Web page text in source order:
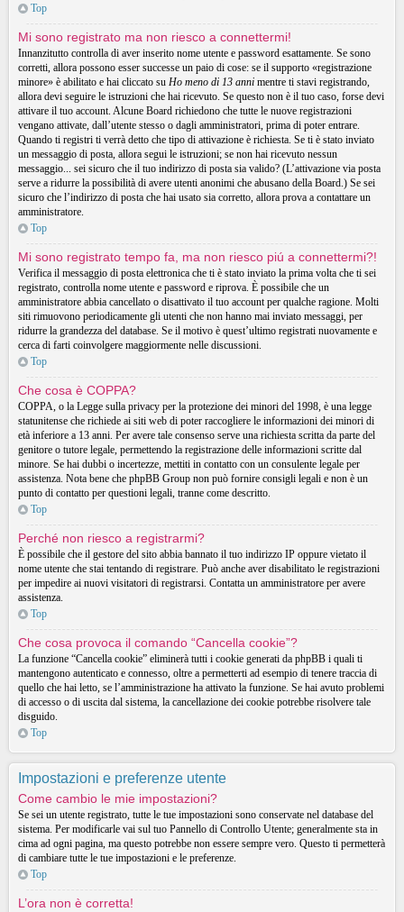
Top
Mi sono registrato ma non riesco a connettermi!
Innanzitutto controlla di aver inserito nome utente e password esattamente. Se sono
corretti, allora possono esser successe un paio di cose: se il supporto «registrazione
minore» è abilitato e hai cliccato su Ho meno di 13 anni mentre ti stavi registrando,
allora devi seguire le istruzioni che hai ricevuto. Se questo non è il tuo caso, forse devi
attivare il tuo account. Alcune Board richiedono che tutte le nuove registrazioni
vengano attivate, dall’utente stesso o dagli amministratori, prima di poter entrare.
Quando ti registri ti verrà detto che tipo di attivazione è richiesta. Se ti è stato inviato
un messaggio di posta, allora segui le istruzioni; se non hai ricevuto nessun
messaggio... sei sicuro che il tuo indirizzo di posta sia valido? (L’attivazione via posta
serve a ridurre la possibilità di avere utenti anonimi che abusano della Board.) Se sei
sicuro che l’indirizzo di posta che hai usato sia corretto, allora prova a contattare un
amministratore.
Top
Mi sono registrato tempo fa, ma non riesco piú a connettermi?!
Verifica il messaggio di posta elettronica che ti è stato inviato la prima volta che ti sei
registrato, controlla nome utente e password e riprova. È possibile che un
amministratore abbia cancellato o disattivato il tuo account per qualche ragione. Molti
siti rimuovono periodicamente gli utenti che non hanno mai inviato messaggi, per
ridurre la grandezza del database. Se il motivo è quest’ultimo registrati nuovamente e
cerca di farti coinvolgere maggiormente nelle discussioni.
Top
Che cosa è COPPA?
COPPA, o la Legge sulla privacy per la protezione dei minori del 1998, è una legge
statunitense che richiede ai siti web di poter raccogliere le informazioni dei minori di
età inferiore a 13 anni. Per avere tale consenso serve una richiesta scritta da parte del
genitore o tutore legale, permettendo la registrazione delle informazioni scritte dal
minore. Se hai dubbi o incertezze, mettiti in contatto con un consulente legale per
assistenza. Nota bene che phpBB Group non può fornire consigli legali e non è un
punto di contatto per questioni legali, tranne come descritto.
Top
Perché non riesco a registrarmi?
È possibile che il gestore del sito abbia bannato il tuo indirizzo IP oppure vietato il
nome utente che stai tentando di registrare. Può anche aver disabilitato le registrazioni
per impedire ai nuovi visitatori di registrarsi. Contatta un amministratore per avere
assistenza.
Top
Che cosa provoca il comando “Cancella cookie”?
La funzione “Cancella cookie” eliminerà tutti i cookie generati da phpBB i quali ti
mantengono autenticato e connesso, oltre a permetterti ad esempio di tenere traccia di
quello che hai letto, se l’amministrazione ha attivato la funzione. Se hai avuto problemi
di accesso o di uscita dal sistema, la cancellazione dei cookie potrebbe risolvere tale
disguido.
Top
Impostazioni e preferenze utente
Come cambio le mie impostazioni?
Se sei un utente registrato, tutte le tue impostazioni sono conservate nel database del
sistema. Per modificarle vai sul tuo Pannello di Controllo Utente; generalmente sta in
cima ad ogni pagina, ma questo potrebbe non essere sempre vero. Questo ti permetterà
di cambiare tutte le tue impostazioni e le preferenze.
Top
L’ora non è corretta!